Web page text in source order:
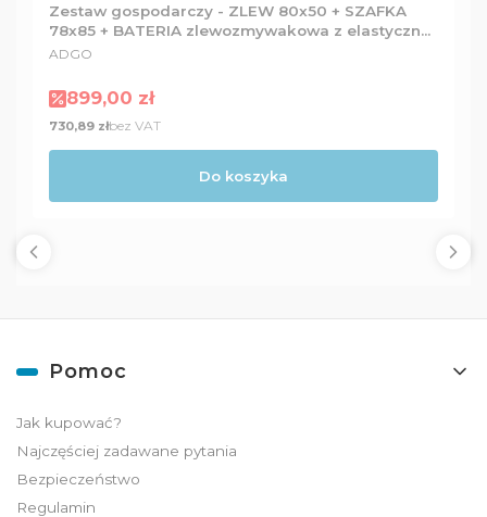
Zestaw gospodarczy - ZLEW 80x50 + SZAFKA
78x85 + BATERIA zlewozmywakowa z elastyczną
wylewką + Dozownik
PRODUCENT
ADGO
Cena promocyjna
899,00 zł
Cena
730,89 złbez VAT
Do koszyka
Linki w stopce
Pomoc
Jak kupować?
Najczęściej zadawane pytania
Bezpieczeństwo
Regulamin